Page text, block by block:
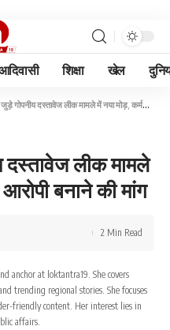
शिक्षा खेल
दस्तावेज लीक मामले में नया मोड़, कर्मचारी को आरोपी बनाने की मांग
दस्तावेज लीक मामले
बनाने की मांग
anchor at loktantra19. She covers
trending regional stories. She focuses
friendly content. Her interest lies in
affairs.
2 Min Read